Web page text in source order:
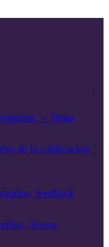
→ firma
de la calificacion
feedback
diseno